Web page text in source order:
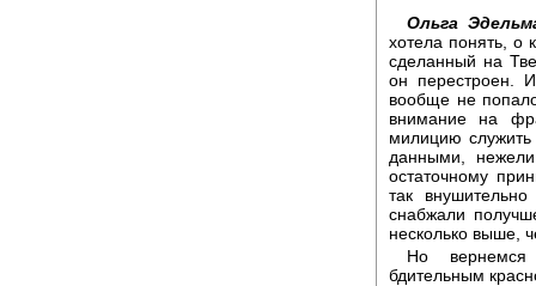
Ольга
хотела понять, о
сделанный на
он перестроен.
вообще не
внимание на
милицию
данными,
остаточному
так
снабжали
несколько выше,
Но вернемся
бдительным